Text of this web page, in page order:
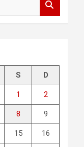
S D
1 2
8 9
15 16